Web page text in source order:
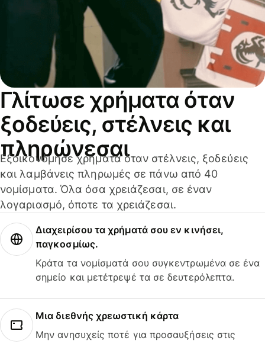
Γλίτωσε χρήματα όταν
ξοδεύεις, στέλνεις και
πληρώνεσαι
Εξοικονόμησε χρήματα όταν στέλνεις, ξοδεύεις
και λαμβάνεις πληρωμές σε πάνω από 40
νομίσματα. Όλα όσα χρειάζεσαι, σε έναν
λογαριασμό, όποτε τα χρειάζεσαι.
Διαχειρίσου τα χρήματά σου εν κινήσει,
παγκοσμίως.
Κράτα τα νομίσματά σου συγκεντρωμένα σε ένα
σημείο και μετέτρεψέ τα σε δευτερόλεπτα.
Μια διεθνής χρεωστική κάρτα
Μην ανησυχείς ποτέ για προσαυξήσεις στις